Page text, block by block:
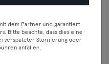
dem Partner und garantiert
Bitte beachte, dass dies eine
verspäteter Stornierung oder
anfallen.